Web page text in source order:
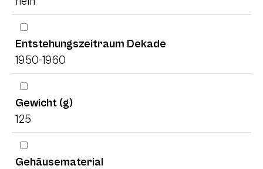
Entstehungszeitraum Dekade
1950-1960
Gewicht (g)
125
Gehäusematerial